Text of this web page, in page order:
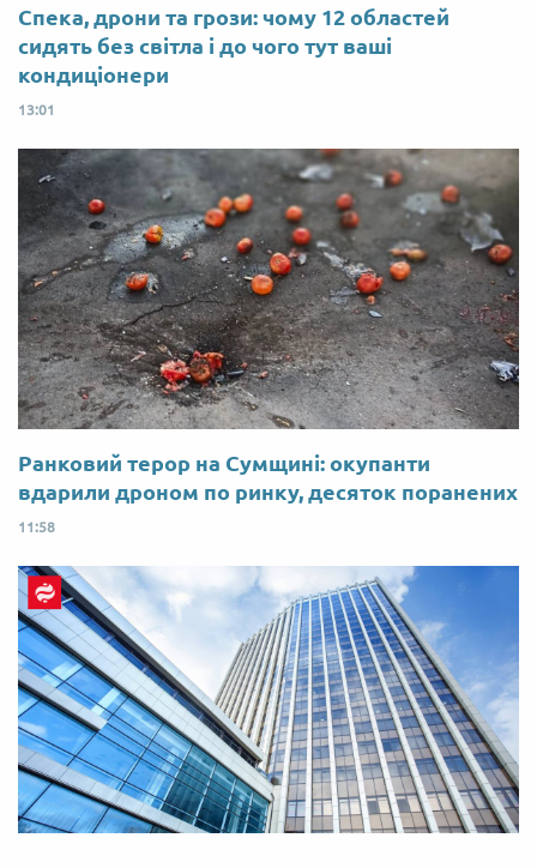
Спека, дрони та грози: чому 12 областей
сидять без світла і до чого тут ваші
кондиціонери
13:01
Ранковий терор на Сумщині: окупанти
вдарили дроном по ринку, десяток поранених
11:58